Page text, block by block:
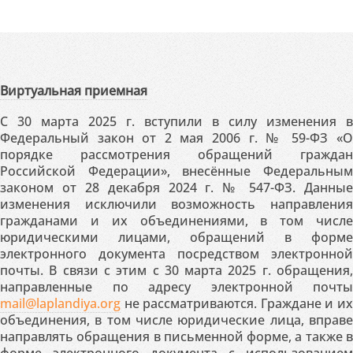
Виртуальная приемная
С 30 марта 2025 г. вступили в силу изменения в
Федеральный закон от 2 мая 2006 г. № 59-ФЗ «О
порядке рассмотрения обращений граждан
Российской Федерации», внесённые Федеральным
законом от 28 декабря 2024 г. № 547-ФЗ. Данные
изменения исключили возможность направления
гражданами и их объединениями, в том числе
юридическими лицами, обращений в форме
электронного документа посредством электронной
почты. В связи с этим с 30 марта 2025 г. обращения,
направленные по адресу электронной почты
mail@laplandiya.org не рассматриваются. Граждане и их
объединения, в том числе юридические лица, вправе
направлять обращения в письменной форме, а также в